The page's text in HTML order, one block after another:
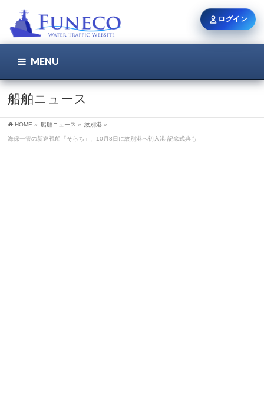
MENU
船舶ニュース
HOME » 船舶ニュース » 紋別港 »
海保一管の新巡視船「そらち」、10月8日に紋別港へ初入港 記念式典も
ログイン
ユーザー名 / メール